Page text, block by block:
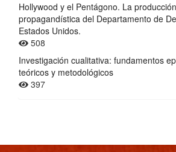
Hollywood y el Pentágono. La
propagandística del Departamento de
Estados Unidos.
508
Investigación cualitativa: fundamentos
teóricos y metodológicos
397